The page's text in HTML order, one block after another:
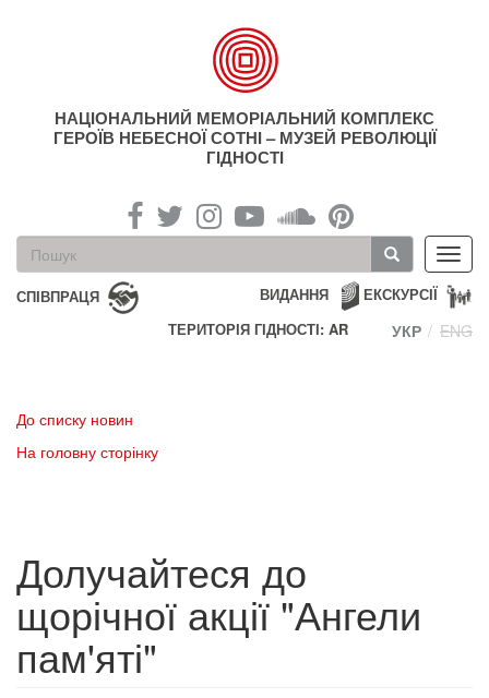
НАЦІОНАЛЬНИЙ МЕМОРІАЛЬНИЙ КОМПЛЕКС
ГЕРОЇВ НЕБЕСНОЇ СОТНІ – МУЗЕЙ РЕВОЛЮЦІЇ
ГІДНОСТІ
Пошукова
форма
Пошук
СПІВПРАЦЯ ЕКСКУРСІЇ
ВИДАННЯ
ТЕРИТОРІЯ ГІДНОСТІ: AR
УКР ENG
До списку новин
На головну сторінку
Долучайтеся до
щорічної акції "Ангели
пам'яті"